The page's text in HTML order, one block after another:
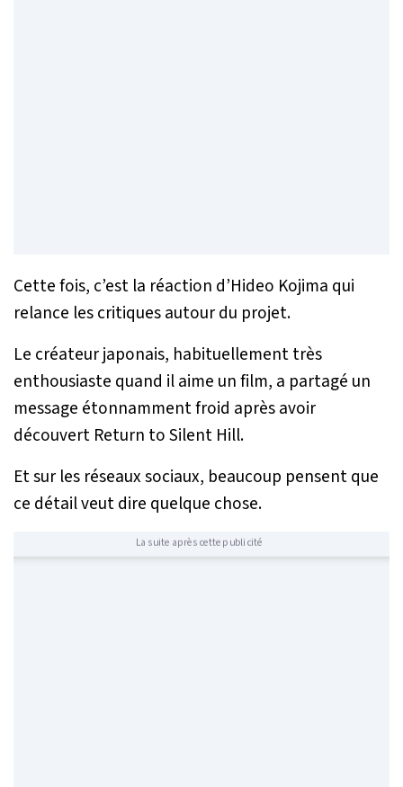
Cette fois, c’est la réaction d’Hideo Kojima qui
relance les critiques autour du projet.
Le créateur japonais, habituellement très
enthousiaste quand il aime un film, a partagé un
message étonnamment froid après avoir
découvert Return to Silent Hill.
Et sur les réseaux sociaux, beaucoup pensent que
ce détail veut dire quelque chose.
La suite après cette publicité